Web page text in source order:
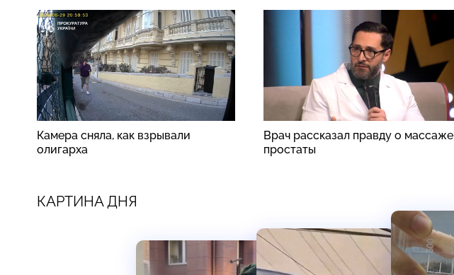
Камера сняла, как взрывали
олигарха
Врач рассказал правду о массаже
простаты
КАРТИНА ДНЯ